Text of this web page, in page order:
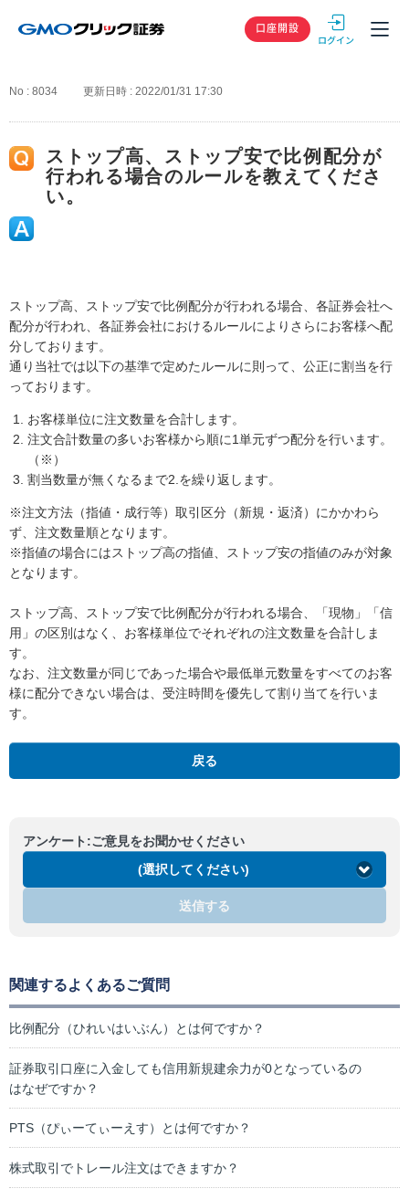
GMOクリック
口座開設
No : 8034 更新日時 : 2022/01/31 17:30
ストップ高、ストップ安で比例配分が
行われる場合のルールを教えてくださ
い。
ストップ高、ストップ安で比例配分が行われる場合、各証券会社へ
配分が行われ、各証券会社におけるルールによりさらにお客様へ配
分しております。
通り当社では以下の基準で定めたルールに則って、公正に割当を行
っております。
お客様単位に注文数量を合計します。
注文合計数量の多いお客様から順に1単元ずつ配分を行います。
（※）
割当数量が無くなるまで2.を繰り返します。
※注文方法（指値・成行等）取引区分（新規・返済）にかかわら
ず、注文数量順となります。
※指値の場合にはストップ高の指値、ストップ安の指値のみが対象
となります。
ストップ高、ストップ安で比例配分が行われる場合、「現物」「信
用」の区別はなく、お客様単位でそれぞれの注文数量を合計しま
す。
なお、注文数量が同じであった場合や最低単元数量をすべてのお客
様に配分できない場合は、受注時間を優先して割り当てを行いま
す。
戻る
アンケート:ご意見をお聞かせください
(選択してください)
送信する
関連するよくあるご質問
比例配分（ひれいはいぶん）とは何ですか？
証券取引口座に入金しても信用新規建余力が0となっているの
はなぜですか？
PTS（ぴぃーてぃーえす）とは何ですか？
株式取引でトレール注文はできますか？